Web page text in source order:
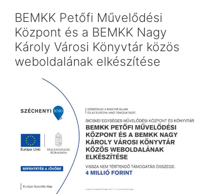
BEMKK Petőfi Művelődési
Központ és a BEMKK Nagy
Károly Városi Könyvtár közös
weboldalának elkészítése